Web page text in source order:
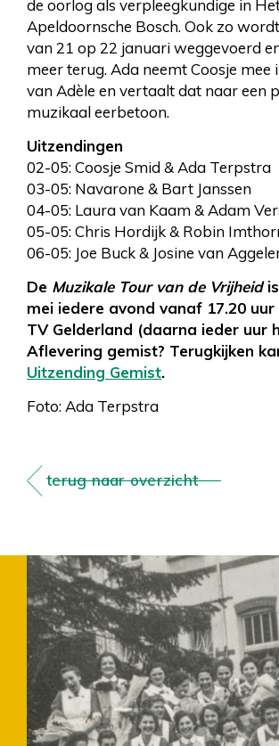
de oorlog als verpleegkundige in
Apeldoornsche Bosch. Ook zo
van 21 op 22 januari weggevoerd
meer terug. Ada neemt Coosje mee
van Adèle en vertaalt dat naar een
muzikaal eerbetoon.
Uitzendingen
02-05: Coosje Smid & Ada Terpstra
03-05: Navarone & Bart Janssen
04-05: Laura van Kaam & Adam
05-05: Chris Hordijk & Robin
06-05: Joe Buck & Josine van
De Muzikale Tour van de Vrijheidis
mei iedere avond vanaf 17.20
TV Gelderland (daarna ieder uur
Aflevering gemist? Terugkijken
Uitzending Gemist.
Foto: Ada Terpstra
terug naar overzicht